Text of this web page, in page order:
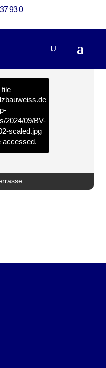
93 0
file
2024/09/BV-
scaled.jpg
accessed.